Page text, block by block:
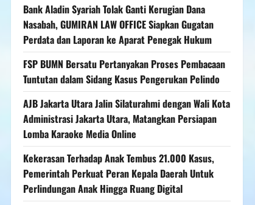
Bank Aladin Syariah Tolak Ganti Kerugian Dana
Nasabah, GUMIRAN LAW OFFICE Siapkan Gugatan
Perdata dan Laporan ke Aparat Penegak Hukum
FSP BUMN Bersatu Pertanyakan Proses Pembacaan
Tuntutan dalam Sidang Kasus Pengerukan Pelindo
AJB Jakarta Utara Jalin Silaturahmi dengan Wali Kota
Administrasi Jakarta Utara, Matangkan Persiapan
Lomba Karaoke Media Online
Kekerasan Terhadap Anak Tembus 21.000 Kasus,
Pemerintah Perkuat Peran Kepala Daerah Untuk
Perlindungan Anak Hingga Ruang Digital